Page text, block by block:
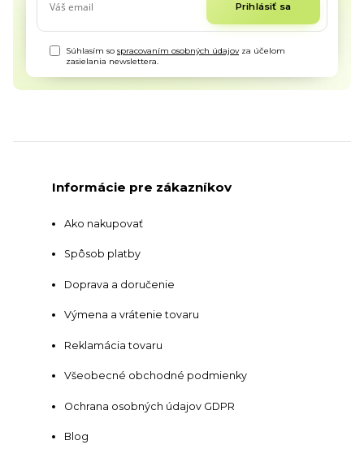
Prihlásiť sa
Súhlasím sospracovaním osobných údajovza účelom
zasielania newslettera.
Informácie pre zákazníkov
Ako nakupovať
Spôsob platby
Doprava a doručenie
Výmena a vrátenie tovaru
Reklamácia tovaru
Všeobecné obchodné podmienky
Ochrana osobných údajov GDPR
Blog